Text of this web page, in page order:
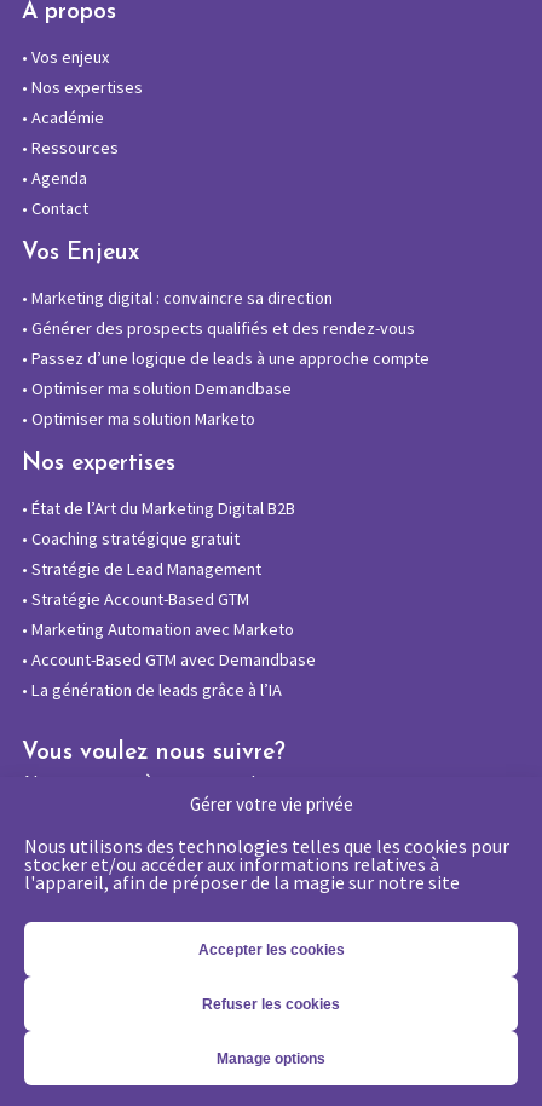
Gérer votre vie privée
Nous utilisons des technologies telles que les cookies pour
stocker et/ou accéder aux informations relatives à
l'appareil, afin de préposer de la magie sur notre site
Accepter les cookies
Refuser les cookies
Manage options
À propos
• Vos enjeux
• Nos expertises
• Académie
• Ressources
• Agenda
• Contact
Vos Enjeux
• Marketing digital : convaincre sa direction
• Générer des prospects qualifiés et des rendez-vous
• Passez d’une logique de leads à une approche compte
• Optimiser ma solution Demandbase
• Optimiser ma solution Marketo
Nos expertises
• État de l’Art du Marketing Digital B2B
• Coaching stratégique gratuit
• Stratégie de Lead Management
• Stratégie Account-Based GTM
• Marketing Automation avec Marketo
• Account-Based GTM avec Demandbase
• La génération de leads grâce à l’IA
Vous voulez nous suivre?
Abonnez-vous à notre newsletter
Copyright 2026 - © Merlin/Leonard -Mentions légales
de confidentialité